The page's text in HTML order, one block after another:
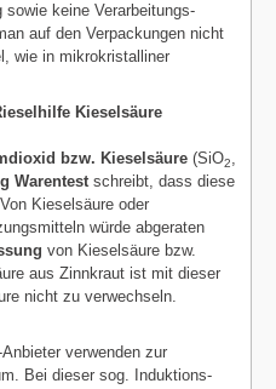
keine Verarbeitungs-
auf den Verpackungen nicht
wie in mikrokristalliner
Kieselsäure
bzw. Kieselsäure (SiO2,
Warentestschreibt, dass diese
Kieselsäure oder
würde abgeraten
von Kieselsäure bzw.
aus Zinnkraut ist mit dieser
nicht zu verwechseln.
verwenden zur
Bei dieser sog. Induktions-